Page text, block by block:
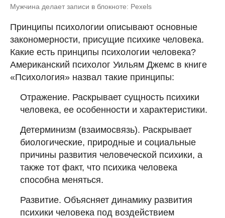
Мужчина делает записи в блокноте: Pexels
Принципы психологии описывают основные
закономерности, присущие психике человека.
Какие есть принципы психологии человека?
Американский психолог Уильям Джемс в книге
«Психология» назвал такие принципы:
Отражение. Раскрывает сущность психики
человека, ее особенности и характеристики.
Детерминизм (взаимосвязь). Раскрывает
биологические, природные и социальные
причины развития человеческой психики, а
также тот факт, что психика человека
способна меняться.
Развитие. Объясняет динамику развития
психики человека под воздействием